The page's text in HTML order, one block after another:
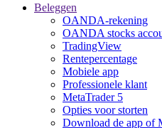
Beleggen
OANDA-rekening
OANDA stocks
TradingView
Rentepercentage
Mobiele app
Professionele klant
MetaTrader 5
Opties voor storten
Download de app of